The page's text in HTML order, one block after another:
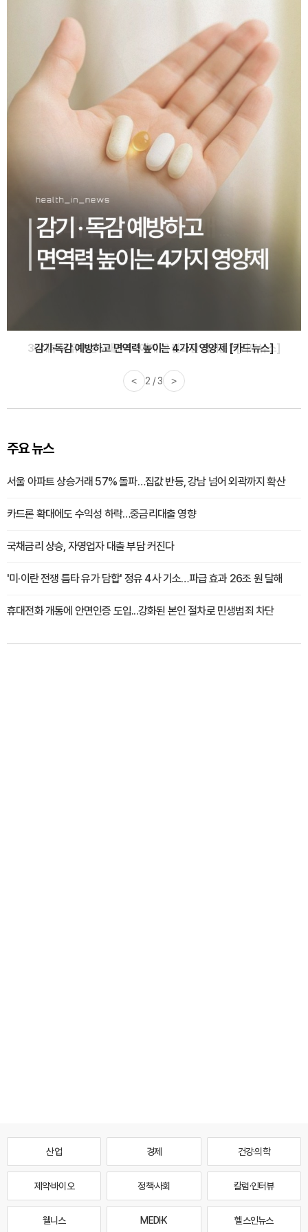
감기·독감 예방하고 면역력 높이는 4가지 영양제 [카드뉴스]
< 3 / 3 >
주요 뉴스
서울 아파트 상승거래 57% 돌파…집값 반등, 강남 넘어 외곽까지 확산
카드론 확대에도 수익성 하락…중금리대출 영향
국채금리 상승, 자영업자 대출 부담 커진다
'미·이란 전쟁 틈타 유가 담합' 정유 4사 기소…파급 효과 26조 원 달해
휴대전화 개통에 안면인증 도입...강화된 본인 절차로 민생범죄 차단
산업 경제 건강·의학
제약·바이오 정책·사회 칼럼·인터뷰
웰니스 MEDI·K 헬스인뉴스